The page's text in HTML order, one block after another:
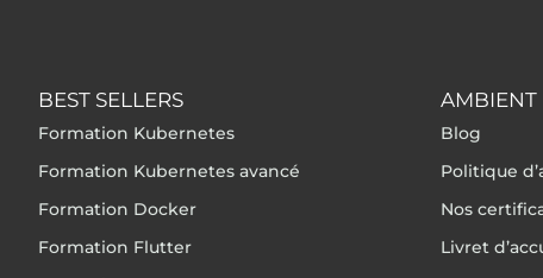
BEST SELLERS
Formation Kubernetes
Formation Kubernetes avancé
Formation Docker
Formation Flutter
AMBIENT
Blog
Politique
Nos
Livret